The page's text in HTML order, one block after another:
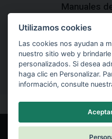
Manuales
Descargue los Manuales de
explicaciones
Utilizamos cookies
Las cookies nos ayudan a
nuestro sitio web y
personalizados. Si desea
haga clic en Personalizar.
información, consulte